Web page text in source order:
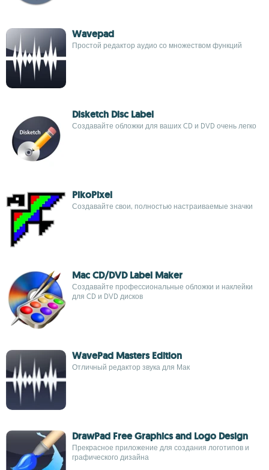
Wavepad
Простой редактор аудио со множеством функций
Disketch Disc Label
Создавайте обложки для ваших CD и DVD очень легко
PikoPixel
Создавайте свои, полностью настраиваемые значки
Mac CD/DVD Label Maker
Создавайте профессиональные обложки и наклейки
для CD и DVD дисков
WavePad Masters Edition
Отличный редактор звука для Мак
DrawPad Free Graphics and Logo Design
Прекрасное приложение для создания логотипов и
графического дизайна